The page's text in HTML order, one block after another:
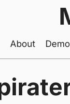
About Demo